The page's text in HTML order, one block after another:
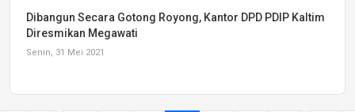
Dibangun Secara Gotong Royong, Kantor DPD PDIP Kaltim
Diresmikan Megawati
Senin, 31 Mei 2021